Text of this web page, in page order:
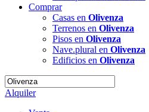
Comprar
Casas en Olivenza
Terrenos en Olivenza
Pisos en Olivenza
Nave.plural en Olivenza
Edificios en Olivenza
Alquiler